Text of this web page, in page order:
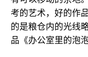
考的艺术，好的作
的是粮仓内的光线
品《办公室里的泡